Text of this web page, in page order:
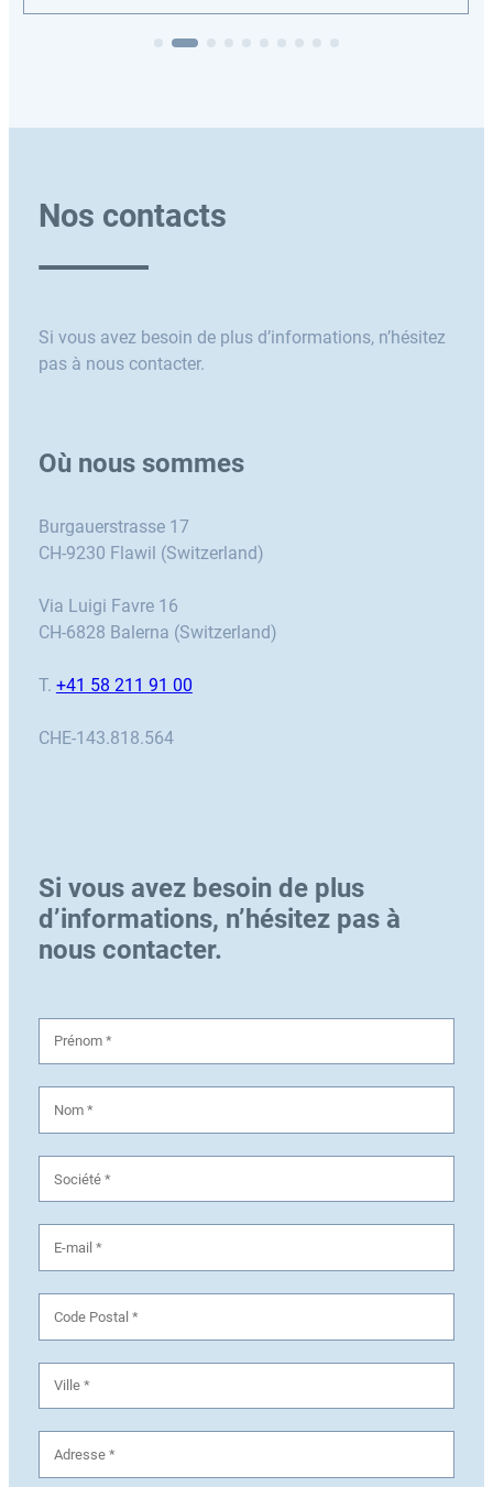
Nos contacts
Si vous avez besoin de plus d’informations, n’hésitez
pas à nous contacter.
Où nous sommes
Burgauerstrasse 17
CH-9230 Flawil (Switzerland)
Via Luigi Favre 16
CH-6828 Balerna (Switzerland)
T. +41 58 211 91 00
CHE-143.818.564
Si vous avez besoin de plus
d’informations, n’hésitez pas à
nous contacter.